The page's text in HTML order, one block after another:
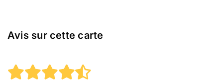
Avis sur cette carte